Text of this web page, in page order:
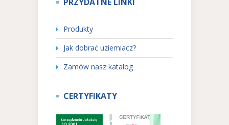
Produkty
Jak dobrać uziemiacz?
Zamów nasz katalog
CERTYFIKATY